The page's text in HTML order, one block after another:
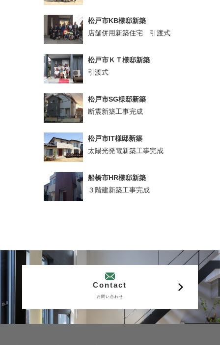
松戸市KB様邸新築
店舗併用新築住宅 引渡式
松戸市ＫＴ様邸新築
引渡式
松戸市SG様邸新築
断震新築工事完成
松戸市IT様邸新築
太陽光発電新築工事完成
船橋市HR様邸新築
３階建新築工事完成
Contact
お問い合わせ